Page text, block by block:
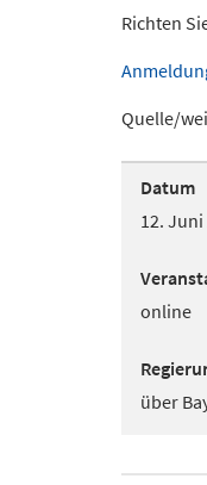
Richten
Quelle/
Datum
12.
online
über